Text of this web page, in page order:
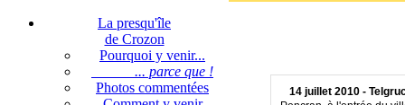
La presqu'île
de Crozon
Pourquoi y venir...
... parce que !
Photos commentées
14 juillet 2010 -